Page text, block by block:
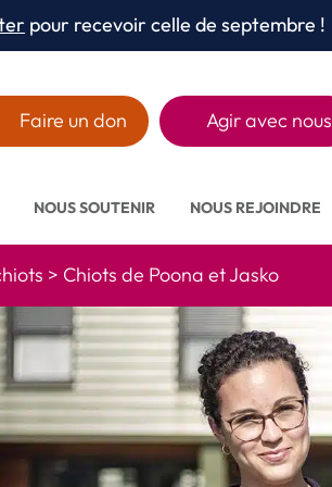
pour recevoir celle de septembre !
Faire un don Agir avec nous
NOUS SOUTENIR NOUS REJOINDRE
> Chiots de Poona et Jasko